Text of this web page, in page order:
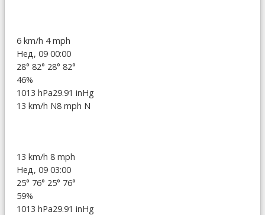
6 km/h 4 mph
Нед, 09 00:00
28° 82° 28° 82°
46%
1013 hPa29.91 inHg
13 km/h N8 mph N
13 km/h 8 mph
Нед, 09 03:00
25° 76° 25° 76°
59%
1013 hPa29.91 inHg